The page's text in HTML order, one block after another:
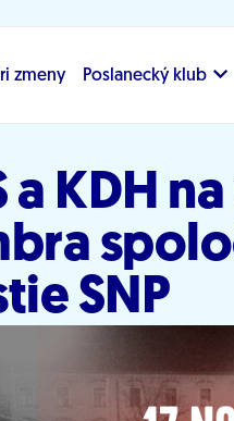
zmeny Poslanecký klub
a KDH
SNP